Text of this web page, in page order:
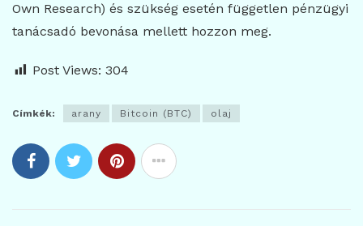
Own Research) és szükség esetén független pénzügyi
tanácsadó bevonása mellett hozzon meg.
Post Views: 304
Címkék: arany Bitcoin (BTC) olaj